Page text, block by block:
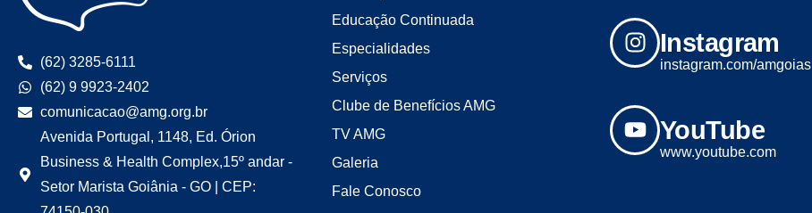
(62) 3285-6111
(62) 9 9923-2402
comunicacao@amg.org.br
Avenida Portugal, 1148, Ed. Órion
Business & Health Complex,15º andar -
Setor Marista Goiânia - GO | CEP:
Educação Continuada
Especialidades
Serviços
Clube de Benefícios AMG
TV AMG
Galeria
Fale Conosco
Instagram
instagram.com/amgoias
YouTube
www.youtube.com